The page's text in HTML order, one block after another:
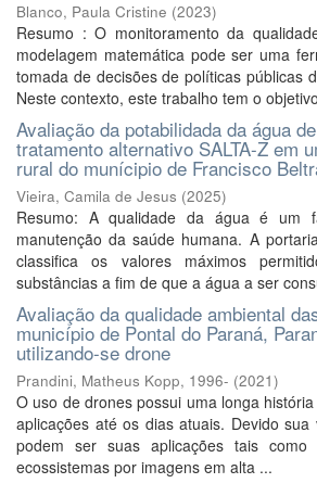
Blanco, Paula Cristine (2023)
Resumo : O monitoramento da
modelagem matemática pode ser uma
tomada de decisões de políticas públicas
Neste contexto, este trabalho tem o
Avaliação da potabilidada da água
tratamento alternativo SALTA-Z em
rural do munícipio de Francisco
Vieira, Camila de Jesus (2025)
Resumo: A qualidade da água é um
manutenção da saúde humana. A
classifica os valores máximos
substâncias a fim de que a água a ser
Avaliação da qualidade ambiental
município de Pontal do Paraná,
utilizando-se drone
Prandini, Matheus Kopp, 1996- (2021)
O uso de drones possui uma longa
aplicações até os dias atuais. Devido sua
podem ser suas aplicações tais como
ecossistemas por imagens em alta ...